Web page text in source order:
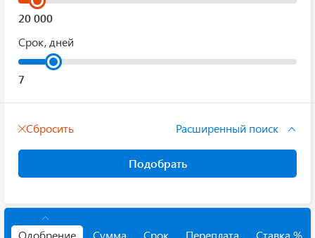
Срок, дней
Сбросить Расширенный поиск
Подобрать
Одобрение Сумма Срок Переплата Ставка %